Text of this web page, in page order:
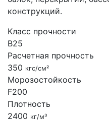
конструкций.
Класс прочности
B25
Расчетная прочность
350 кгс/см²
Морозостойкость
F200
Плотность
2400 кг/м³